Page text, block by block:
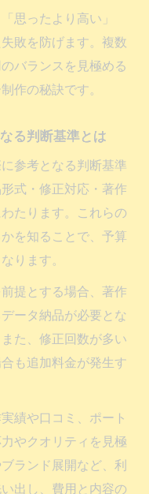
注意したい追加料
キャラクター制作
が費用に与える影
ター制作費用の
最適化するための
ラクター制作費用
抑えるための工夫
思ったより高い」
敗を防げます。複数
バランスを見極める
作の秘訣です。
る判断基準とは
参考となる判断基準
式・修正対応・著作
たります。これらの
を知ることで、予算
ります。
提とする場合、著作
ータ納品が必要とな
た、修正回数が多い
も追加料金が発生す
績や口コミ、ポート
やクオリティを見極
ランド展開など、利
出し、費用と内容の